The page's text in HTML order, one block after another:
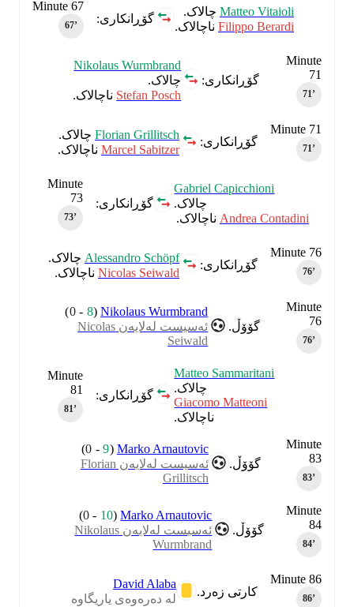
Minute 67
گۆڕانکاری:
Matteo Vitaioliچالاک.
Filippo Berardiناچالاک.
گۆڕانکاری:
Nikolaus Wurmbrand
چالاک.
Stefan Poschناچالاک.
Minute
گۆڕانکاری:
Florian Grillitschچالاک.
Marcel Sabitzerناچالاک.
Minute 71
Minute
گۆڕانکاری:
Gabriel Capicchioni
چالاک.
Andrea Contadiniناچالاک.
گۆڕانکاری:
Alessandro Schöpfچالاک.
Nicolas Seiwaldناچالاک.
Minute 76
گۆۆڵ.
Nikolaus Wurmbrand
(
8
-
0
)
ئەسیست لەلایەن Nicolas
Seiwald
Minute
Minute
گۆڕانکاری:
Matteo Sammaritani
چالاک.
Giacomo Matteoni
ناچالاک.
گۆۆڵ.
Marko Arnautovic
(
9
-
0
)
ئەسیست لەلایەن Florian
Grillitsch
Minute
گۆۆڵ.
Marko Arnautovic
(
10
-
0
)
ئەسیست لەلایەن Nikolaus
Wurmbrand
Minute
کارتی زەرد.
David Alaba
لە دەرەوەی یاریگاوە
Minute 86